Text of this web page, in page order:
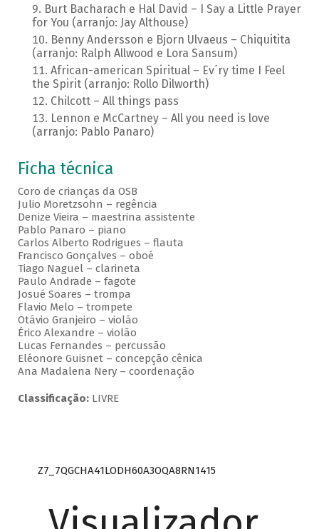
Burt Bacharach e Hal David – I Say a Little Prayer
for You (arranjo: Jay Althouse)
Benny Andersson e Bjorn Ulvaeus – Chiquitita
(arranjo: Ralph Allwood e Lora Sansum)
African-american Spiritual – Ev´ry time I Feel
the Spirit (arranjo: Rollo Dilworth)
Chilcott – All things pass
Lennon e McCartney – All you need is love
(arranjo: Pablo Panaro)
Ficha técnica
Coro de crianças da OSB
Julio Moretzsohn – regência
Denize Vieira – maestrina assistente
Pablo Panaro – piano
Carlos Alberto Rodrigues – flauta
Francisco Gonçalves – oboé
Tiago Naguel – clarineta
Paulo Andrade – fagote
Josué Soares – trompa
Flavio Melo – trompete
Otávio Granjeiro – violão
Érico Alexandre – violão
Lucas Fernandes – percussão
Eléonore Guisnet – concepção cênica
Ana Madalena Nery – coordenação
Classificação:LIVRE
Z7_7QGCHA41LODH60A3OQA8RN1415